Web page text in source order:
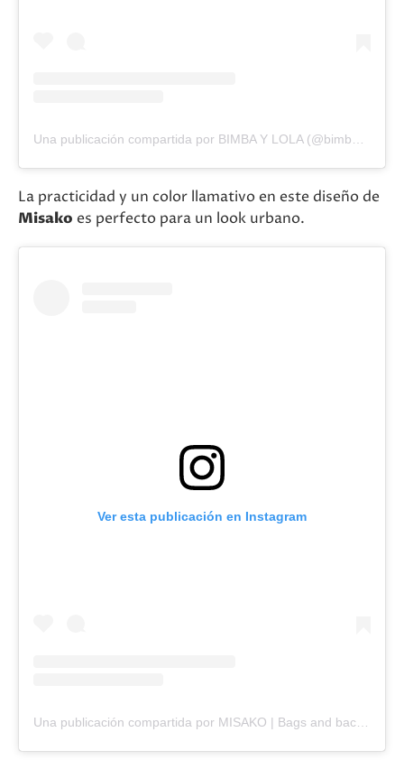
Una publicación compartida por BIMBA Y LOLA (@bimbaylola)
La practicidad y un color llamativo en este diseño de
Misako es perfecto para un look urbano.
Ver esta publicación en Instagram